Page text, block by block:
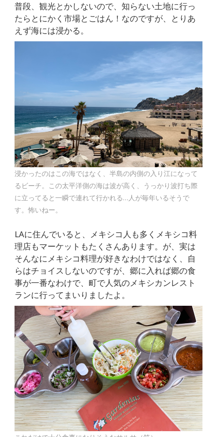
普段、観光とかしないので、知らない土地に行っ
たらとにかく市場とごはん！なのですが、とりあ
えず海には浸かる。
浸かったのはこの海ではなく、半島の内側の入り江になって
るビーチ。この太平洋側の海は波が高く、うっかり波打ち際
に立ってると一瞬で連れて行かれる…人が毎年いるそうで
す。怖いねー。
LAに住んでいると、メキシコ人も多くメキシコ料
理店もマーケットもたくさんあります。が、実は
そんなにメキシコ料理が好きなわけではなく、自
らはチョイスしないのですが、郷に入れば郷の食
事が一番なわけで、町で人気のメキシカンレスト
ランに行ってまいりましたよ。